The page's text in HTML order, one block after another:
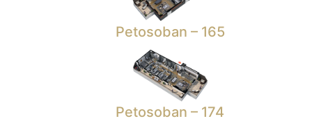
Petosoban – 165
Petosoban – 174